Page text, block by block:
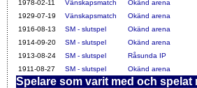
1978-02-11
Vänskapsmatch Okänd arena
1929-07-19
Vänskapsmatch Okänd arena
1916-08-13
SM - slutspel Okänd arena
1914-09-20
SM - slutspel Okänd arena
1913-08-24
SM - slutspel Råsunda IP
1911-08-27
SM - slutspel Okänd arena
Spelare som varit med och spelat